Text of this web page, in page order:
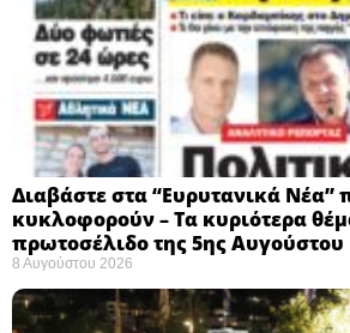
Διαβάστε στα “Ευρυτανικά Νέα”
κυκλοφορούν – Τα κυριότερα
πρωτοσέλιδο της 5ης Αυγούστου
8 Αυγούστου 2026